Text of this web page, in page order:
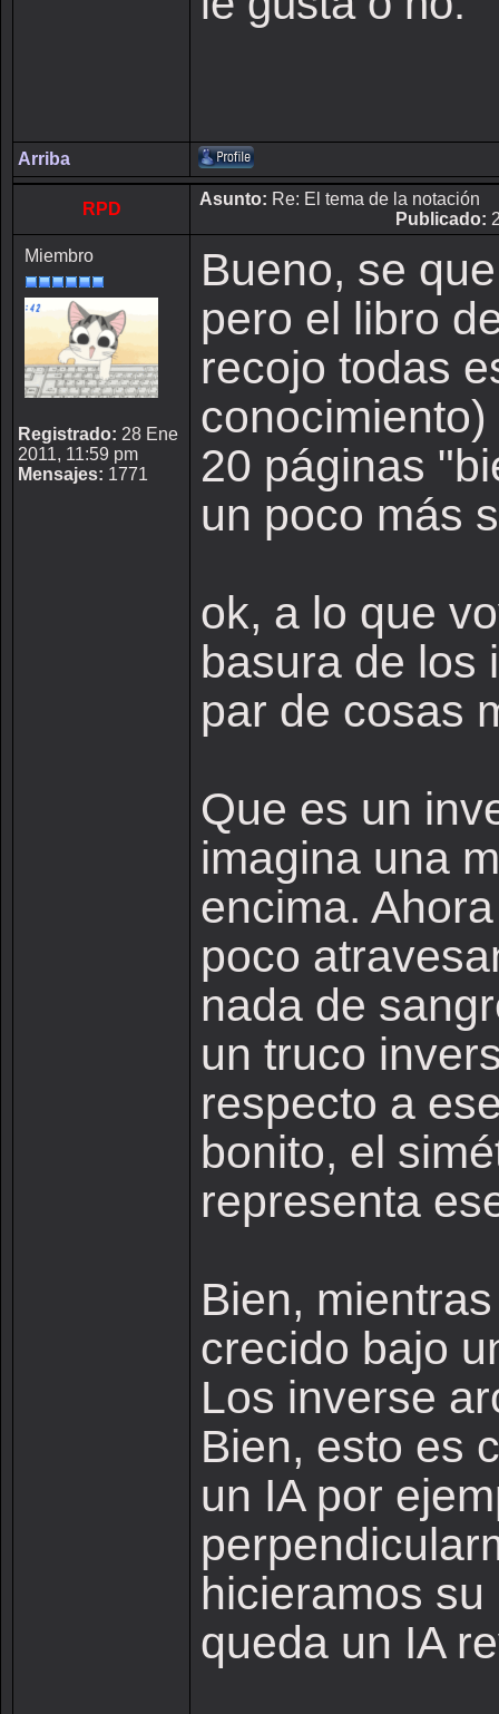
Arriba
RPD
Asunto: Re: El tema de la notación
Publicado:
Miembro
Registrado: 28 Ene
2011, 11:59 pm
Mensajes: 1771
Bueno, se
pero el libro
recojo todas
20 páginas
un poco más
ok, a lo que
basura de los
par de cosas
Que es un
imagina una
encima.
poco
nada de
un truco
respecto a
bonito, el
representa
Bien,
crecido bajo
Los inverse
Bien, esto es
un IA por
hicieramos
queda un IA